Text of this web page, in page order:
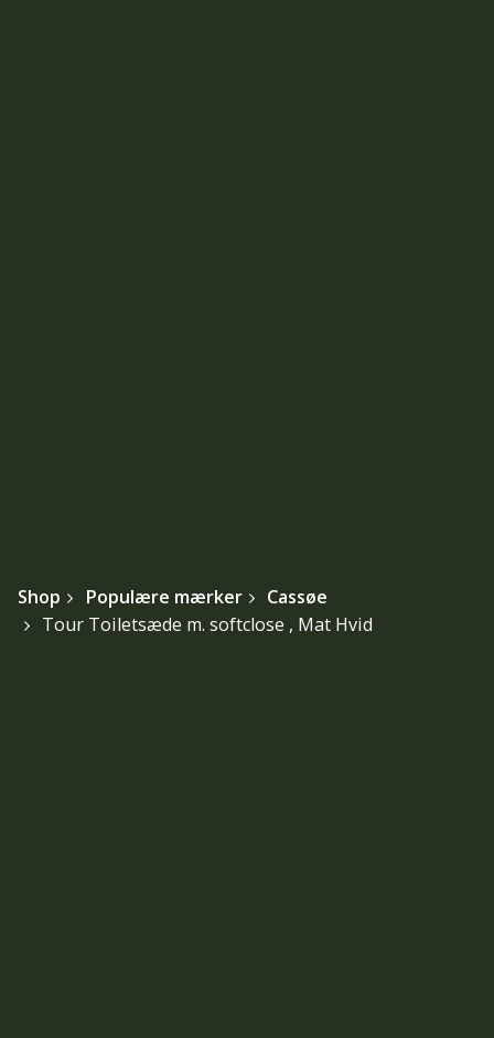
Shop Populære mærker
Cassøe
Tour Toiletsæde m. softclose , Mat Hvid